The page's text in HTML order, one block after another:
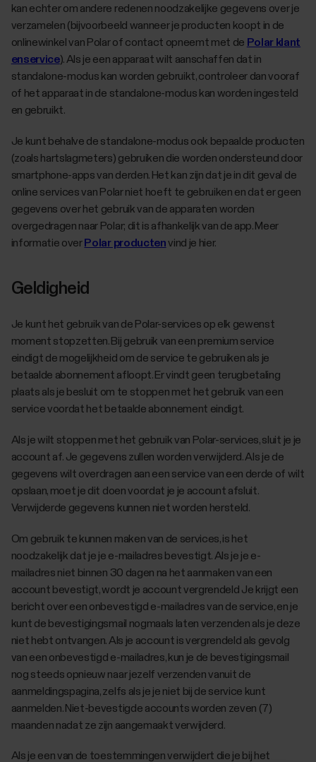
kan echter om andere redenen noodzakelijke gegevens over je
verzamelen (bijvoorbeeld wanneer je producten koopt in de
onlinewinkel van Polar of contact opneemt met de Polar klant
enservice). Als je een apparaat wilt aanschaffen dat in
standalone-modus kan worden gebruikt, controleer dan vooraf
of het apparaat in de standalone-modus kan worden ingesteld
en gebruikt.
Je kunt behalve de standalone-modus ook bepaalde producten
(zoals hartslagmeters) gebruiken die worden ondersteund door
smartphone-apps van derden. Het kan zijn dat je in dit geval de
online services van Polar niet hoeft te gebruiken en dat er geen
gegevens over het gebruik van de apparaten worden
overgedragen naar Polar; dit is afhankelijk van de app. Meer
informatie over Polar productenvind je hier.
Geldigheid
Je kunt het gebruik van de Polar-services op elk gewenst
moment stopzetten. Bij gebruik van een premium service
eindigt de mogelijkheid om de service te gebruiken als je
betaalde abonnement afloopt. Er vindt geen terugbetaling
plaats als je besluit om te stoppen met het gebruik van een
service voordat het betaalde abonnement eindigt.
Als je wilt stoppen met het gebruik van Polar-services, sluit je je
account af. Je gegevens zullen worden verwijderd. Als je de
gegevens wilt overdragen aan een service van een derde of wilt
opslaan, moet je dit doen voordat je je account afsluit.
Verwijderde gegevens kunnen niet worden hersteld.
Om gebruik te kunnen maken van de services, is het
noodzakelijk dat je je e-mailadres bevestigt. Als je je e-
mailadres niet binnen 30 dagen na het aanmaken van een
account bevestigt, wordt je account vergrendeld Je krijgt een
bericht over een onbevestigd e-mailadres van de service, en je
kunt de bevestigingsmail nogmaals laten verzenden als je deze
niet hebt ontvangen. Als je account is vergrendeld als gevolg
van een onbevestigd e-mailadres, kun je de bevestigingsmail
nog steeds opnieuw naar jezelf verzenden vanuit de
aanmeldingspagina, zelfs als je je niet bij de service kunt
aanmelden. Niet-bevestigde accounts worden zeven (7)
maanden nadat ze zijn aangemaakt verwijderd.
Als je een van de toestemmingen verwijdert die je bij het